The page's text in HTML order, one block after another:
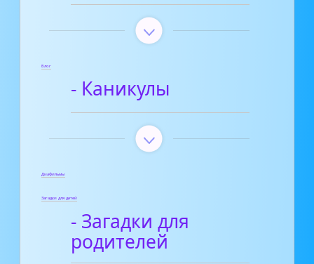
Блог
- Каникулы
Диафильмы
Загадки для детей
- Загадки для
родителей